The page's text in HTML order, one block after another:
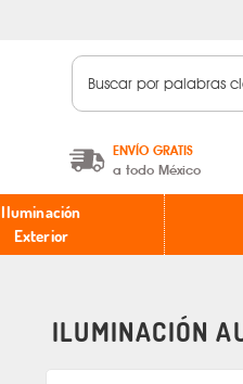
ENVÍO GRATIS
a todo México
A partir de $599 MXN.
* Aplican restricciones
Iluminación
Exterior
ILUMINACIÓN